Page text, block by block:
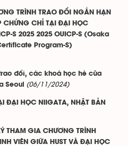
TRÌNH TRAO ĐỔI NGẮN HẠN
CHỨNG CHỈ TẠI ĐẠI HỌC
S 2025 2025 OUICP-S (Osaka
Program-S)
đổi, các khoá học hè của
Seoul
(06/11/2024)
ĐẠI HỌC NIIGATA, NHẬT BẢN
THAM GIA CHƯƠNG TRÌNH
VIÊN GIỮA HUST VÀ ĐẠI HỌC